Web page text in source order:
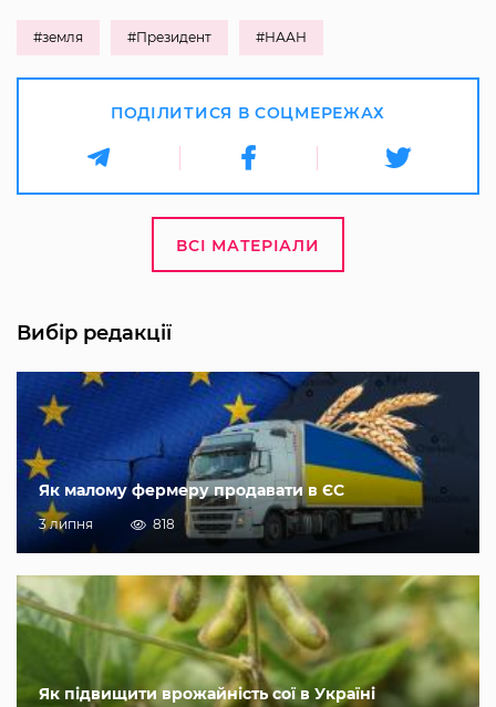
#земля #Президент #НААН
ПОДІЛИТИСЯ В СОЦМЕРЕЖАХ
ВСІ МАТЕРІАЛИ
Вибір редакції
Як малому фермеру продавати в ЄС
3 липня 818
Як підвищити врожайність сої в Україні